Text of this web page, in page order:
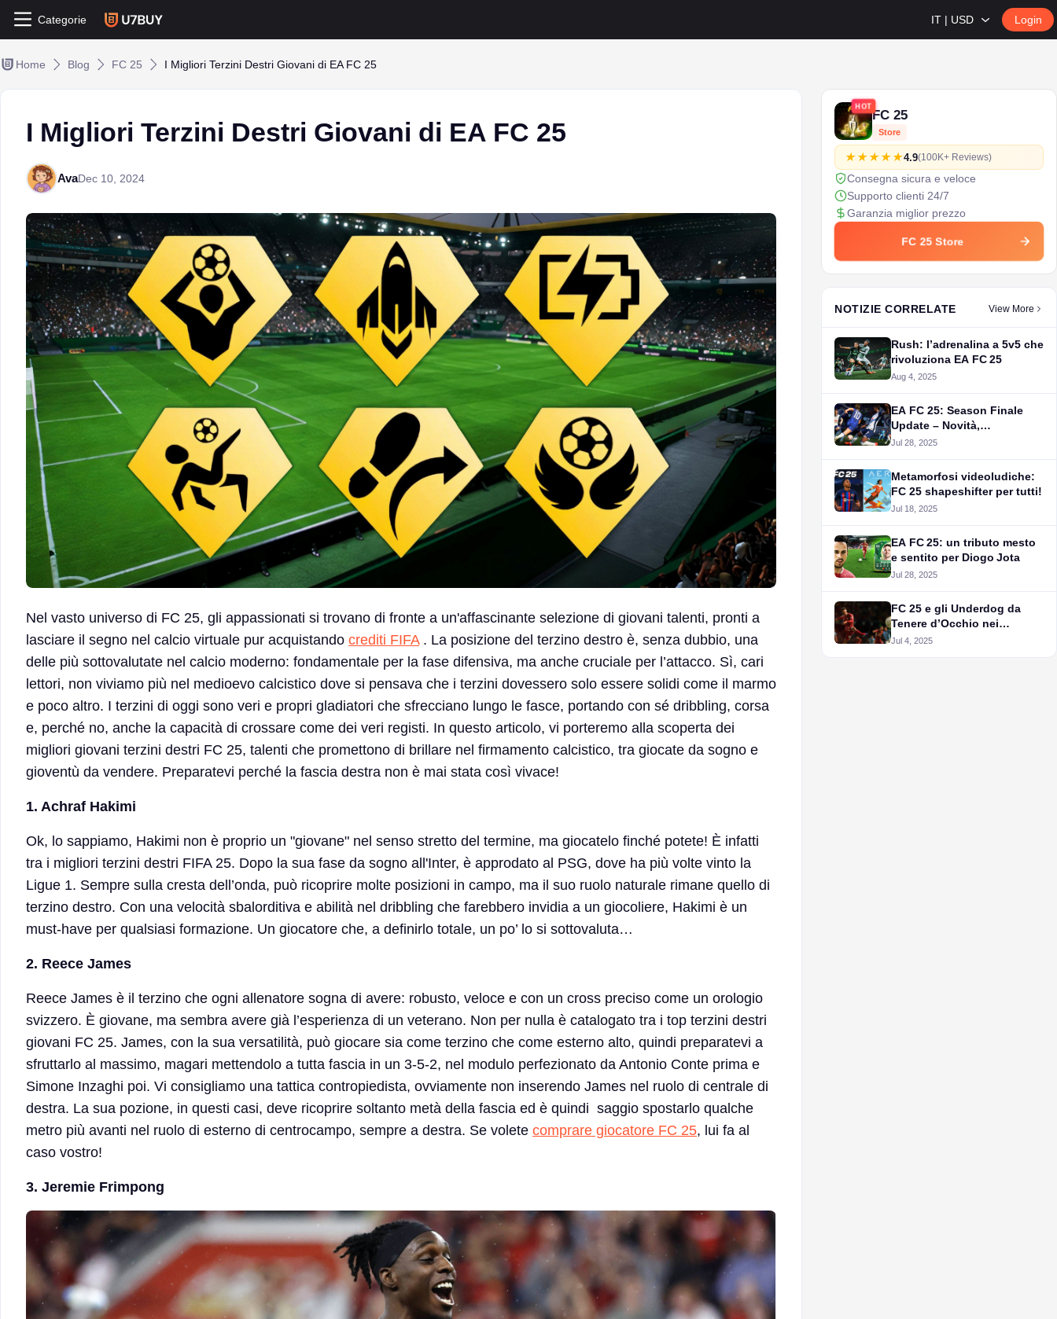
Categorie IT | USD Login
Home Blog FC 25 I Migliori Terzini Destri Giovani di EA FC 25
I Migliori Terzini Destri Giovani di EA FC 25
AvaDec 10, 2024
Nel vasto universo di FC 25, gli appassionati si trovano di fronte a un'affascinante selezione di giovani talenti, pronti a
lasciare il segno nel calcio virtuale pur acquistando crediti FIFA. La posizione del terzino destro è, senza dubbio, una
delle più sottovalutate nel calcio moderno: fondamentale per la fase difensiva, ma anche cruciale per l’attacco. Sì, cari
lettori, non viviamo più nel medioevo calcistico dove si pensava che i terzini dovessero solo essere solidi come il marmo
e poco altro. I terzini di oggi sono veri e propri gladiatori che sfrecciano lungo le fasce, portando con sé dribbling, corsa
e, perché no, anche la capacità di crossare come dei veri registi. In questo articolo, vi porteremo alla scoperta dei
migliori giovani terzini destri FC 25, talenti che promettono di brillare nel firmamento calcistico, tra giocate da sogno e
gioventù da vendere. Preparatevi perché la fascia destra non è mai stata così vivace!
1. Achraf Hakimi
Ok, lo sappiamo, Hakimi non è proprio un "giovane" nel senso stretto del termine, ma giocatelo finché potete! È infatti
tra i migliori terzini destri FIFA 25. Dopo la sua fase da sogno all'Inter, è approdato al PSG, dove ha più volte vinto la
Ligue 1. Sempre sulla cresta dell’onda, può ricoprire molte posizioni in campo, ma il suo ruolo naturale rimane quello di
terzino destro. Con una velocità sbalorditiva e abilità nel dribbling che farebbero invidia a un giocoliere, Hakimi è un
must-have per qualsiasi formazione. Un giocatore che, a definirlo totale, un po’ lo si sottovaluta…
2. Reece James
Reece James è il terzino che ogni allenatore sogna di avere: robusto, veloce e con un cross preciso come un orologio
svizzero. È giovane, ma sembra avere già l’esperienza di un veterano. Non per nulla è catalogato tra i top terzini destri
giovani FC 25. James, con la sua versatilità, può giocare sia come terzino che come esterno alto, quindi preparatevi a
sfruttarlo al massimo, magari mettendolo a tutta fascia in un 3-5-2, nel modulo perfezionato da Antonio Conte prima e
Simone Inzaghi poi. Vi consigliamo una tattica contropiedista, ovviamente non inserendo James nel ruolo di centrale di
destra. La sua pozione, in questi casi, deve ricoprire soltanto metà della fascia ed è quindi saggio spostarlo qualche
metro più avanti nel ruolo di esterno di centrocampo, sempre a destra. Se volete comprare giocatore FC 25, lui fa al
caso vostro!
3. Jeremie Frimpong
HOT
FC 25
Store
4.9(100K+ Reviews)
Consegna sicura e veloce
Supporto clienti 24/7
Garanzia miglior prezzo
FC 25 Store
NOTIZIE CORRELATE View More
Rush: l’adrenalina a 5v5 che
rivoluziona EA FC 25
Aug 4, 2025
EA FC 25: Season Finale
Update – Novità,
Bilanciamenti e Futuro
Jul 28, 2025
Metamorfosi videoludiche:
FC 25 shapeshifter per tutti!
Jul 18, 2025
EA FC 25: un tributo mesto
e sentito per Diogo Jota
Jul 28, 2025
FC 25 e gli Underdog da
Tenere d’Occhio nei
Campionati Top d’Europa
Jul 4, 2025